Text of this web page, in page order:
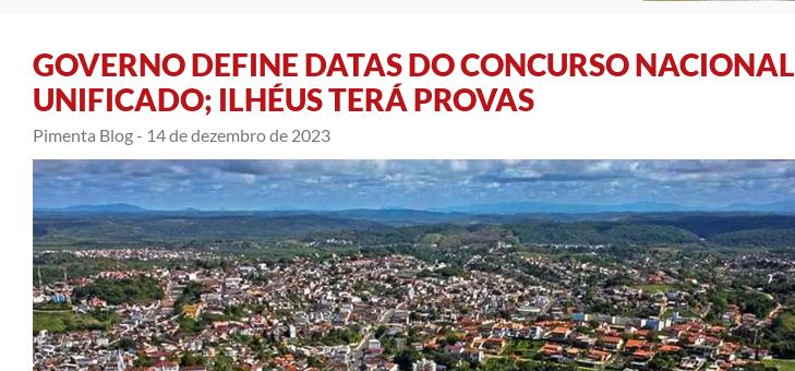
GOVERNO DEFINE DATAS DO CONCURSO NACIONAL
UNIFICADO; ILHÉUS TERÁ PROVAS
Pimenta Blog - 14 de dezembro de 2023